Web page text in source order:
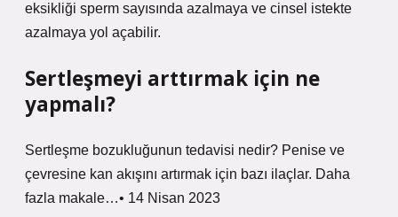
eksikliği sperm sayısında azalmaya ve cinsel istekte
azalmaya yol açabilir.
Sertleşmeyi arttırmak için ne
yapmalı?
Sertleşme bozukluğunun tedavisi nedir? Penise ve
çevresine kan akışını artırmak için bazı ilaçlar. Daha
fazla makale…• 14 Nisan 2023